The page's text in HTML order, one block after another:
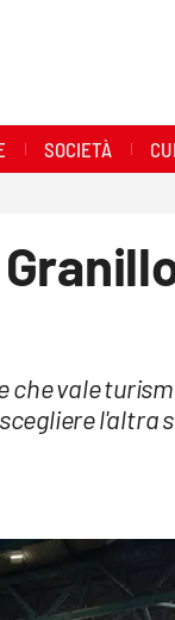
SOCIETÀ
che vale
l'altra